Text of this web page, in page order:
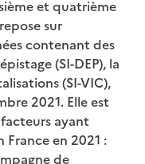
et quatrième
sur
contenant des
(SI-DEP), la
(SI-VIC),
2021. Elle est
ayant
France en 2021 :
de